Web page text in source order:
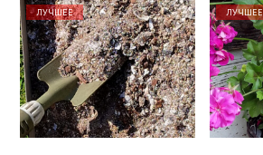
ЛУЧШЕЕ ЛУЧШЕЕ